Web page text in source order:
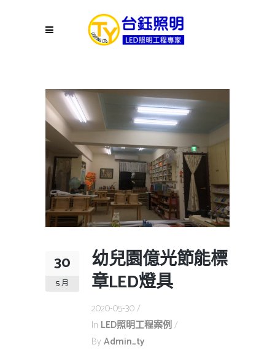
30
5 月
幼兒園億光節能標
章LED燈具
2020-05-30
In LED照明工程案例
By Admin_ty